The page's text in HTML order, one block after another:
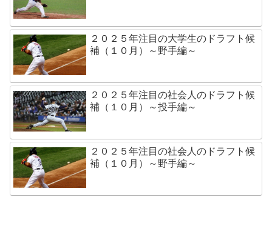
２０２５年注目の大学生のドラフト候
補（１０月）～野手編～
２０２５年注目の社会人のドラフト候
補（１０月）～投手編～
２０２５年注目の社会人のドラフト候
補（１０月）～野手編～